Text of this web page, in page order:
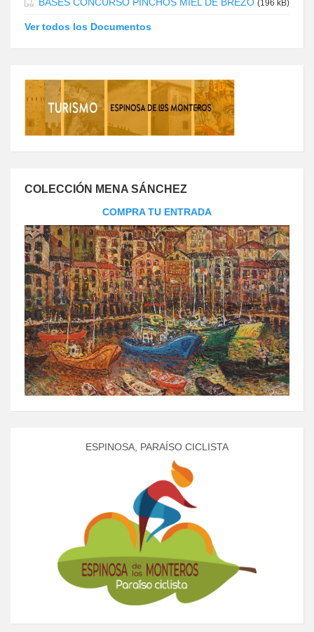
(196 kB)
Ver todos los Documentos
COLECCIÓN MENA SÁNCHEZ
COMPRA TU ENTRADA
ESPINOSA, PARAÍSO CICLISTA